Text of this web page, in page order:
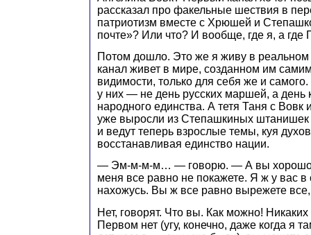
рассказал про факельные шествия в
патриотизм вместе с Хрюшей и
почте»? Или что? И вообще, где я, а где
Потом дошло. Это же я живу в
канал живет в мире, созданном им
видимости, только для себя же и
у них — не день русских маршей, а день
народного единства. А тетя Таня с
уже выросли из Степашкиных штанишек
и ведут теперь взрослые темы, куя
восстанавливая единство нации.
— Эм-м-м-м… — говорю. — А вы хорошо
меня все равно не покажете. Я ж у вас в
нахожусь. Вы ж все равно вырежете все,
Нет, говорят. Что вы. Как можно! Никаких
Первом нет (угу, конечно, даже когда я